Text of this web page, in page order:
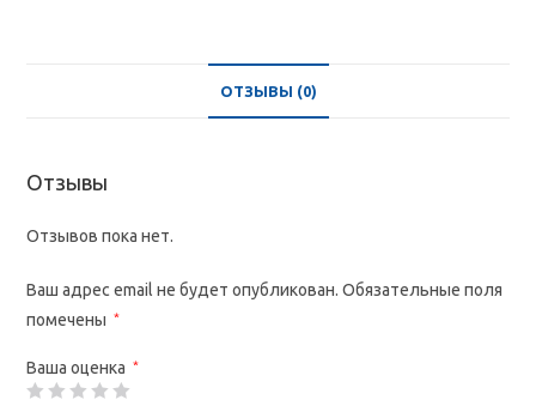
ОТЗЫВЫ (0)
Отзывы
Отзывов пока нет.
Ваш адрес email не будет опубликован. Обязательные поля
помечены
*
Ваша оценка *